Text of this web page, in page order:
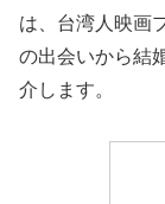
は、台湾人映画
の出会いから結
介します。